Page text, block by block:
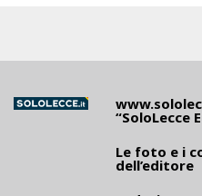
“SoloLecce
Le foto e i
dell’editore